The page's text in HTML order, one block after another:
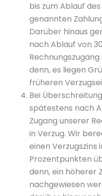
bis zum Ablauf
genannten
Darüber hinaus
nach Ablauf von
Rechnungszugang
denn, es liegen
früheren
Bei
spätestens nach
Zugang unserer
in Verzug. Wir
einen Verzugszins
Prozentpunkten
denn, ein höherer
nachgewiesen